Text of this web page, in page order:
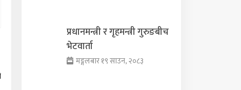
प्रधानमन्त्री र गृहमन्त्री गुरुङबीच
भेटवार्ता
मङ्गलबार १९ साउन, २०८३